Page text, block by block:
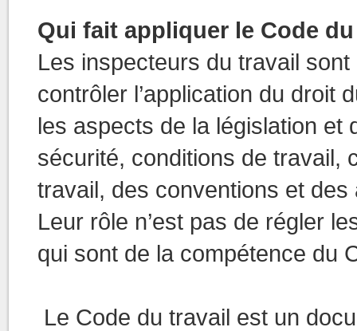
Qui fait appliquer le Code
Les inspecteurs du travail
contrôler l’application du droit
les aspects de la législation et
sécurité, conditions de travail,
travail, des conventions et
Leur rôle n’est pas de régler
qui sont de la compétence du
Le Code du travail est un